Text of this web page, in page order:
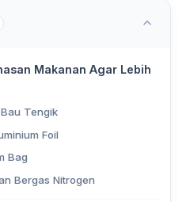
Makanan Agar Lebih
Tengik
Foil
Bag
Bergas Nitrogen